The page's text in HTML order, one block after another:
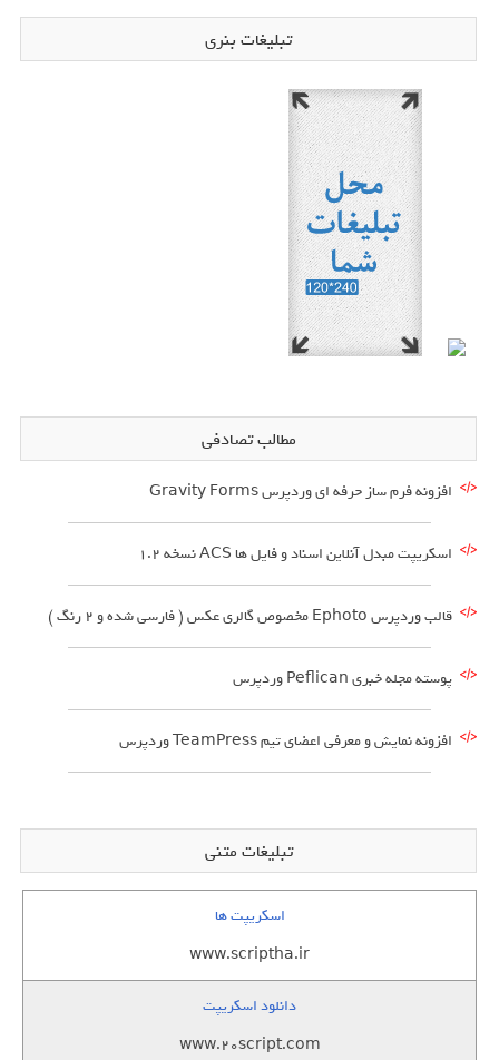
تبلیغات بنری
مطالب تصادفی
افزونه فرم ساز حرفه ای وردپرس Gravity Forms
اسکریپت مبدل آنلاین اسناد و فایل ها ACS نسخه 1.2
قالب وردپرس Ephoto مخصوص گالری عکس ( فارسی شده و 2 رنگ )
پوسته مجله خبری Peflican وردپرس
افزونه نمایش و معرفی اعضای تیم TeamPress وردپرس
تبلیغات متنی
اسکریپت ها
www.scriptha.ir
دانلود اسکریپت
www.20script.com